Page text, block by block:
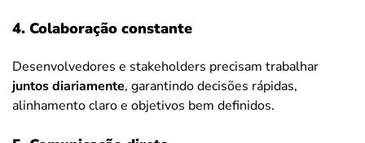
4. Colaboração constante
Desenvolvedores e stakeholders precisam trabalhar
juntos diariamente, garantindo decisões rápidas,
alinhamento claro e objetivos bem definidos.